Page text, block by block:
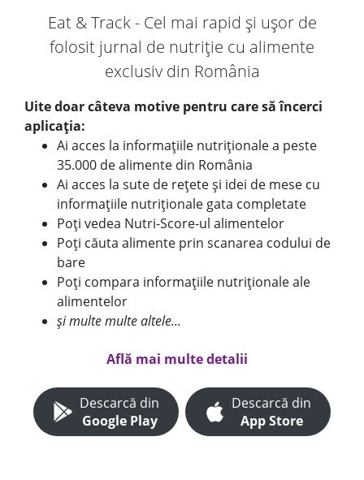
Eat & Track - Cel mai rapid și ușor de
folosit jurnal de nutriție cu alimente
exclusiv din România
Uite doar câteva motive pentru care să încerci
aplicația:
Ai acces la informațiile nutriționale a peste
35.000 de alimente din România
Ai acces la sute de rețete și idei de mese cu
informațiile nutriționale gata completate
Poți vedea Nutri-Score-ul alimentelor
Poți căuta alimente prin scanarea codului de
bare
Poți compara informațiile nutriționale ale
alimentelor
și multe multe altele...
Află mai multe detalii
Descarcă din
Google Play
Descarcă din
App Store